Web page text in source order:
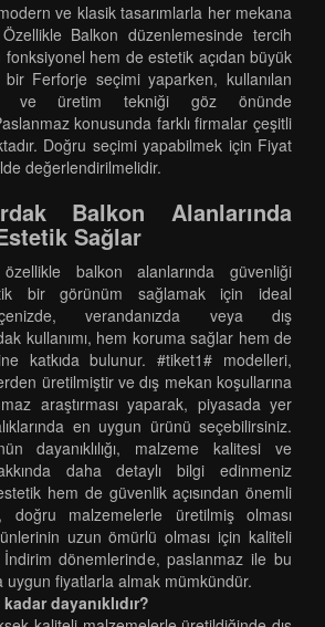
ve klasik tasarımlarla her mekana
Balkon düzenlemesinde tercih
hem de estetik açıdan büyük
Ferforje seçimi yaparken, kullanılan
ve üretim tekniği göz önünde
konusunda farklı firmalar çeşitli
Doğru seçimi yapabilmek için Fiyat
değerlendirilmelidir.
Balkon Alanlarında
Sağlar
balkon alanlarında güvenliği
bir görünüm sağlamak için ideal
verandanızda veya dış
kullanımı, hem koruma sağlar hem de
katkıda bulunur. #tiket1# modelleri,
üretilmiştir ve dış mekan koşullarına
araştırması yaparak, piyasada yer
en uygun ürünü seçebilirsiniz.
dayanıklılığı, malzeme kalitesi ve
daha detaylı bilgi edinmeniz
hem de güvenlik açısından önemli
malzemelerle üretilmiş olması
uzun ömürlü olması için kaliteli
İndirim dönemlerinde, paslanmaz ile bu
uygun fiyatlarla almak mümkündür.
dayanıklıdır?